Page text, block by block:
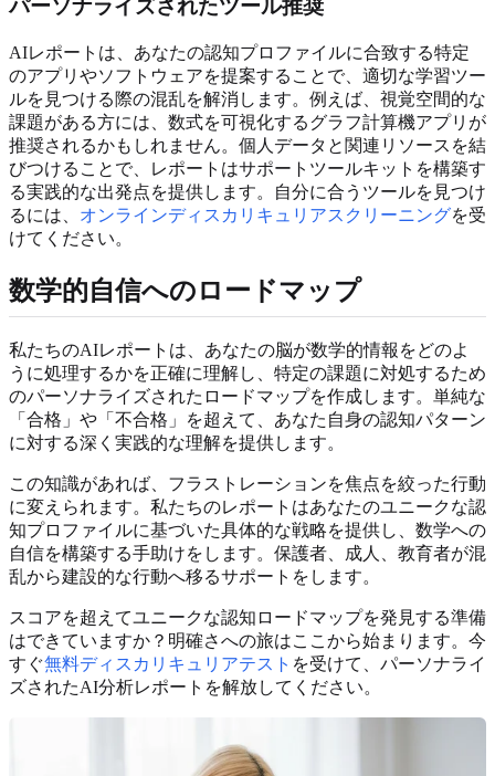
パーソナライズされたツール推奨
AIレポートは、あなたの認知プロファイルに合致する特定
のアプリやソフトウェアを提案することで、適切な学習ツー
ルを見つける際の混乱を解消します。例えば、視覚空間的な
課題がある方には、数式を可視化するグラフ計算機アプリが
推奨されるかもしれません。個人データと関連リソースを結
びつけることで、レポートはサポートツールキットを構築す
る実践的な出発点を提供します。自分に合うツールを見つけ
るには、 オンラインディスカリキュリアスクリーニングを受
けてください。
数学的自信へのロードマップ
私たちのAIレポートは、あなたの脳が数学的情報をどのよ
うに処理するかを正確に理解し、特定の課題に対処するため
のパーソナライズされたロードマップを作成します。単純な
「合格」や「不合格」を超えて、あなた自身の認知パターン
に対する深く実践的な理解を提供します。
この知識があれば、フラストレーションを焦点を絞った行動
に変えられます。私たちのレポートはあなたのユニークな認
知プロファイルに基づいた具体的な戦略を提供し、数学への
自信を構築する手助けをします。保護者、成人、教育者が混
乱から建設的な行動へ移るサポートをします。
スコアを超えてユニークな認知ロードマップを発見する準備
はできていますか？明確さへの旅はここから始まります。今
すぐ無料ディスカリキュリアテスト を受けて、パーソナライ
ズされたAI分析レポートを解放してください。